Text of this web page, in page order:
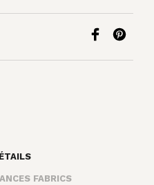
FABRICS